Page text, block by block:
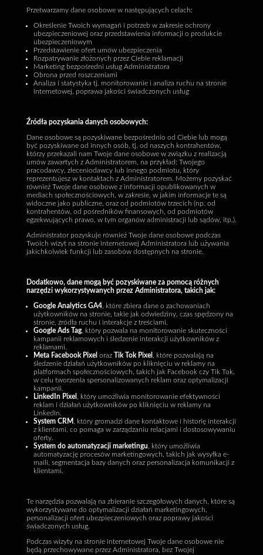
Przetwarzamy dane osobowe w następujących celach:
Określenie Twoich wymagań i potrzeb w zakresie ochrony
ubezpieczeniowej oraz przedstawienia informacji o produkcie
ubezpieczeniowym
Przedstawienie ofert umów ubezpieczenia
Rozpatrywanie złożonych przez Ciebie reklamacji
Marketing bezpośredni usług Administratora
Obrona przed roszczeniami
Analiza i statystyka tj. monitorowanie i analiza ruchu na stronie
internetowej, poprawa jakości świadczonych usług
Źródła pozyskania danych osobowych:
Dane osobowe są pozyskiwane bezpośrednio od Ciebie lub mogą
być pozyskiwane od innych osób, tj. od naszych kontrahentów,
którzy przekazali nam Twoje dane osobowe w związku z realizacją
umów zawartych z Administratorem, na przykład: Twojego
pracodawcy, zleceniodawcy lub innego podmiotu, który
reprezentujesz w kontaktach z Administratorem. Możemy pozyskać
również Twoje dane osobowe z informacji opublikowanych w
mediach społecznościowych, w zakresie, w jakim informacje te są
widoczne jako publiczne, oraz od podmiotów trzecich (np. od
kontrahentów, od pośredników finansowych, od podmiotów
egzekwujących prawo, w tym organów administracji lub sądów, itp.).
Administrator pozyskuje również Twoje dane osobowe podczas
Twoich wizyt na stronie internetowej Administratora lub używania
jakichkolwiek funkcji lub zasobów dostępnych na stronie.
Dodatkowo, dane mogą być pozyskiwane za pomocą różnych
narzędzi wykorzystywanych przez Administratora, takich jak:
Google Analytics GA4, które zbiera dane o zachowaniach
użytkowników na stronie, takie jak odwiedziny, czas spędzony na
stronie, źródła ruchu i interakcje z treściami.
Google Ads Tag, który pozwala na monitorowanie skuteczności
kampanii reklamowych i śledzenie interakcji użytkowników z
reklamami.
Meta Facebook Pixel oraz Tik Tok Pixel
, które pozwalają na
śledzenie działań użytkowników po kliknięciu w reklamy na
platformach społecznościowych, takich jak Facebook czy Tik Tok,
w celu tworzenia spersonalizowanych reklam oraz optymalizacji
kampanii.
LinkedIn Pixel
, który umożliwia monitorowanie efektywności
reklam i działań użytkowników po kliknięciu w reklamy na
LinkedIn.
System CRM
, który gromadzi dane kontaktowe i historię interakcji
z klientami, co pomaga w zarządzaniu relacjami i dostosowywaniu
oferty.
System do automatyzacji marketingu , który umożliwia
automatyzację procesów marketingowych, takich jak wysyłka e-
maili, segmentacja bazy danych oraz personalizacja komunikacji z
klientami.
Te narzędzia pozwalają na zbieranie szczegółowych danych, które są
wykorzystywane do optymalizacji działań marketingowych,
personalizacji ofert ubezpieczeniowych oraz poprawy jakości
świadczonych usług.
Podczas wizyty na stronie internetowej Twoje dane osobowe nie
będą przechowywane przez Administratora, bez Twojej